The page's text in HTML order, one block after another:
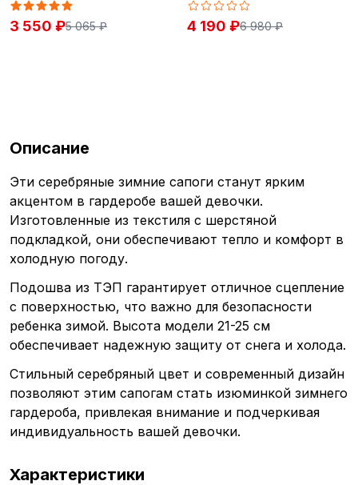
₽5 065 ₽ 4 190 ₽6 980 ₽
Описание
Эти серебряные зимние сапоги станут ярким
акцентом в гардеробе вашей девочки.
Изготовленные из текстиля с шерстяной
подкладкой, они обеспечивают тепло и комфорт в
холодную погоду.
Подошва из ТЭП гарантирует отличное сцепление
с поверхностью, что важно для безопасности
ребенка зимой. Высота модели 21-25 см
обеспечивает надежную защиту от снега и холода.
Стильный серебряный цвет и современный дизайн
позволяют этим сапогам стать изюминкой зимнего
гардероба, привлекая внимание и подчеркивая
индивидуальность вашей девочки.
Характеристики